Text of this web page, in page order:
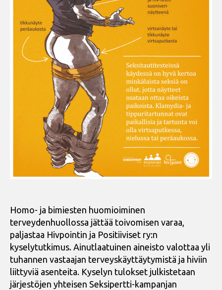
Homo- ja bimiesten huomioiminen
terveydenhuollossa jättää toivomisen varaa,
paljastaa Hivpointin ja Positiiviset ry:n
kyselytutkimus. Ainutlaatuinen aineisto valottaa yli
tuhannen vastaajan terveyskäyttäytymistä ja hiviin
liittyviä asenteita. Kyselyn tulokset julkistetaan
järjestöjen yhteisen Seksipertti-kampanjan